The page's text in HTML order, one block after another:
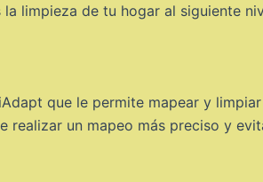
limpieza de tu hogar al siguiente
que le permite mapear y
realizar un mapeo más preciso y